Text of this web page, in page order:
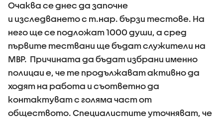
Очаква се днес да започне
и изследването с т.нар. бързи тестове. На
него ще се подложат 1000 души, а сред
първите тествани ще бъдат служители на
МВР. Причината да бъдат избрани именно
полицаи е, че те продължават активно да
ходят на работа и съответно да
контактуват с голяма част от
обществото. Специалистите уточняват, че